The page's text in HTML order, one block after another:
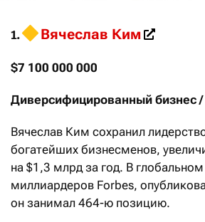
1.​ Вячеслав Ким
$7 100 000 000
Диверсифицированный бизнес /
Вячеслав Ким сохранил
богатейших бизнесменов,
на $1,3 млрд за год. В
миллиардеров Forbes,
он занимал 464-ю позицию.